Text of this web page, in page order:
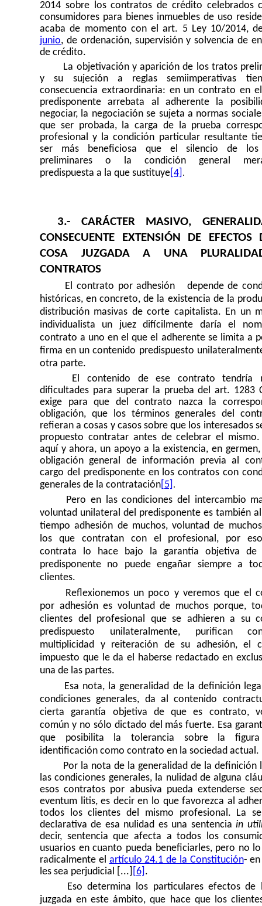
2014 sobre los contratos de crédito celebrados
consumidores para bienes inmuebles de uso
acaba de momento con el art. 5 Ley 10/2014,
junio, de ordenación, supervisión y solvencia de
de crédito.
La objetivación y aparición de los tratos
y su sujeción a reglas semiimperativas
consecuencia extraordinaria: en un contrato en
predisponente arrebata al adherente la
negociar, la negociación se sujeta a normas
que ser probada, la carga de la prueba
profesional y la condición particular resultante
ser más beneficiosa que el silencio de
preliminares o la condición general
predispuesta a la que sustituye [4] .
3.- CARÁCTER MASIVO,
CONSECUENTE EXTENSIÓN DE EFECTOS
COSA JUZGADA A UNA
CONTRATOS
El contrato por adhesión depende de
históricas, en concreto, de la existencia de la
distribución masivas de corte capitalista. En un
individualista un juez difícilmente daría el
contrato a uno en el que el adherente se limita a
firma en un contenido predispuesto
otra parte.
El contenido de ese contrato tendría
dificultades para superar la prueba del art. 1283
exige para que del contrato nazca la
obligación, que los términos generales del
refieran a cosas y casos sobre que los interesados
propuesto contratar antes de celebrar el mismo.
aquí y ahora, un apoyo a la existencia, en
obligación general de información previa al
cargo del predisponente en los contratos con
generales de la contratación [5] .
Pero en las condiciones del intercambio
voluntad unilateral del predisponente es también
tiempo adhesión de muchos, voluntad de
los que contratan con el profesional, por
contrata lo hace bajo la garantía objetiva de
predisponente no puede engañar siempre a
clientes.
Reflexionemos un poco y veremos que el
por adhesión es voluntad de muchos porque,
clientes del profesional que se adhieren a su
predispuesto unilateralmente, purifican
multiplicidad y reiteración de su adhesión, el
impuesto que le da el haberse redactado en
una de las partes.
Esa nota, la generalidad de la definición
condiciones generales, da al contenido
cierta garantía objetiva de que es contrato,
común y no sólo dictado del más fuerte. Esa
que posibilita la tolerancia sobre la
identificación como contrato en la sociedad actual.
Por la nota de la generalidad de la definición
las condiciones generales, la nulidad de alguna
esos contratos por abusiva pueda extenderse
eventum litis, es decir en lo que favorezca al
todos los clientes del mismo profesional. La
declarativa de esa nulidad es una sentencia in
decir, sentencia que afecta a todos los
usuarios en cuanto pueda beneficiarles, pero no
radicalmente el artículo 24.1 de la Constitución-
les sea perjudicial [...]
[6] .
Eso determina los particulares efectos de
juzgada en este ámbito, que hace que los